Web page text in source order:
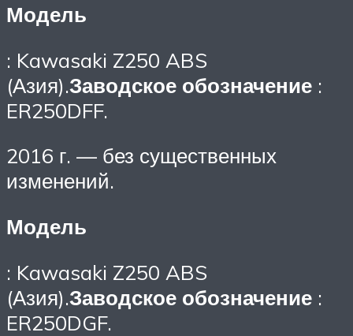
Модель
: Kawasaki Z250 ABS
(Азия).Заводское обозначение :
ER250DFF.
2016 г. — без существенных
изменений.
Модель
: Kawasaki Z250 ABS
(Азия).Заводское обозначение :
ER250DGF.